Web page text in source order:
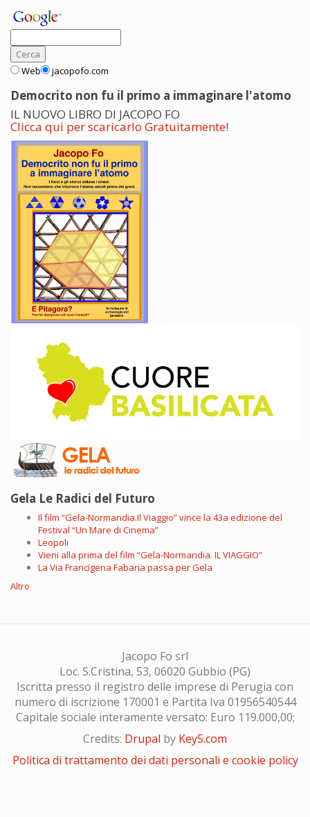
Web jacopofo.com
Democrito non fu il primo a immaginare l'atomo
IL NUOVO LIBRO DI JACOPO FO
Clicca qui per scaricarlo Gratuitamente!
Gela Le Radici del Futuro
Il film “Gela-Normandia.Il Viaggio” vince la 43a edizione del
Festival “Un Mare di Cinema”
Leopoli
Vieni alla prima del film “Gela-Normandia. IL VIAGGIO”
La Via Francigena Fabaria passa per Gela
Altro
Jacopo Fo srl
Loc. S.Cristina, 53, 06020 Gubbio (PG)
Iscritta presso il registro delle imprese di Perugia con
numero di iscrizione 170001 e Partita Iva 01956540544
Capitale sociale interamente versato: Euro 119.000,00;
Credits: Drupal by Key5.com
Politica di trattamento dei dati personali e cookie policy